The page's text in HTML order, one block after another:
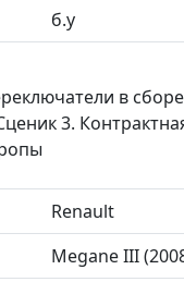
б.у
в
3.
Renault
Megane III